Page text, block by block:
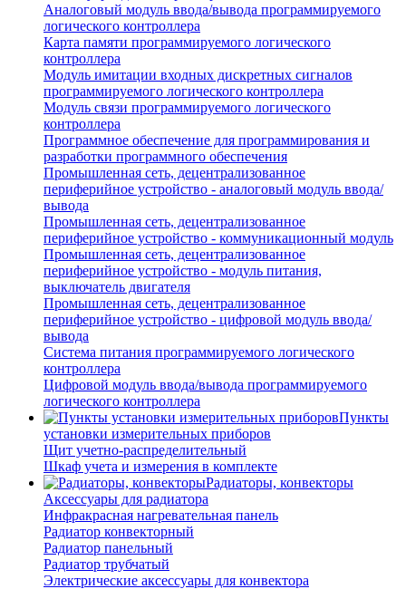
Аналоговый модуль ввода/вывода программируемого
логического контроллера
Карта памяти программируемого логического
контроллера
Модуль имитации входных дискретных сигналов
программируемого логического контроллера
Модуль связи программируемого логического
контроллера
Программное обеспечение для программирования и
разработки программного обеспечения
Промышленная сеть, децентрализованное
периферийное устройство - аналоговый модуль ввода/
вывода
Промышленная сеть, децентрализованное
периферийное устройство - коммуникационный модуль
Промышленная сеть, децентрализованное
периферийное устройство - модуль питания,
выключатель двигателя
Промышленная сеть, децентрализованное
периферийное устройство - цифровой модуль ввода/
вывода
Система питания программируемого логического
контроллера
Цифровой модуль ввода/вывода программируемого
логического контроллера
Пункты
установки измерительных приборов
Щит учетно-распределительный
Шкаф учета и измерения в комплекте
Радиаторы, конвекторы
Аксессуары для радиатора
Инфракрасная нагревательная панель
Радиатор конвекторный
Радиатор панельный
Радиатор трубчатый
Электрические аксессуары для конвектора